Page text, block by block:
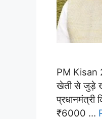
PM Kisan
खेती से जुड़े
प्रधानमंत्री
₹6000 …